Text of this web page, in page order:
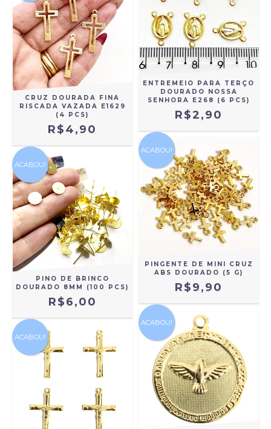
CRUZ DOURADA FINA
RISCADA VAZADA E1629
(4 PCS)
R$4,90
ENTREMEIO PARA TERÇO
DOURADO NOSSA
SENHORA E268 (6 PCS)
R$2,90
ACABOU!
PINO DE BRINCO
DOURADO 8MM (100 PCS)
R$6,00
ACABOU!
PINGENTE DE MINI CRUZ
ABS DOURADO (5 G)
R$9,90
ACABOU!
ACABOU!